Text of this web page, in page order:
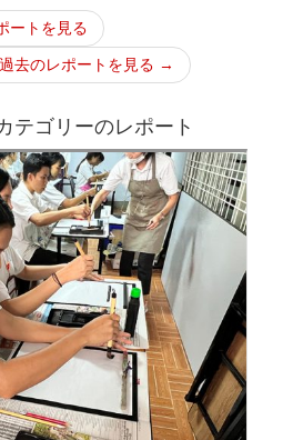
ートを見る
過去のレポートを見る →
テゴリーのレポート